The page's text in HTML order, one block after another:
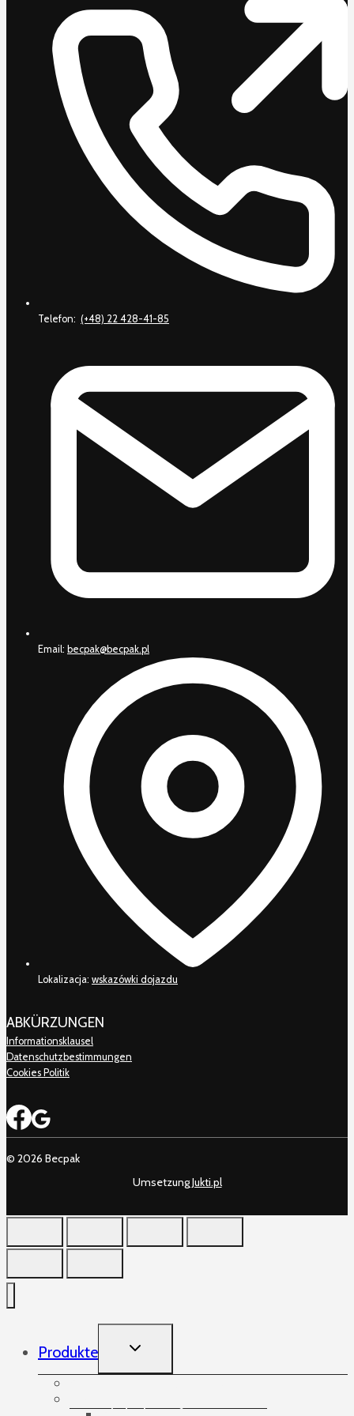
Telefon: (+48) 22 428-41-85
Email: becpak@becpak.pl
Lokalizacja: wskazówki dojazdu
ABKÜRZUNGEN
Informationsklausel
Datenschutzbestimmungen
Cookies Politik
© 2026 Becpak
UmsetzungJukti.pl
Produkte TOGGLE
CHILD